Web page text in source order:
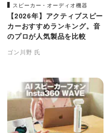
スピーカー・オーディオ機器
【2026年】アクティブスピー
カーおすすめランキング。音
のプロが人気製品を比較
ゴン川野 氏